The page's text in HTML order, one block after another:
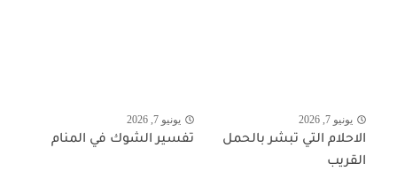
يونيو 7, 2026
الاحلام التي تبشر بالحمل
القريب
يونيو 7, 2026
تفسير الشوك في المنام